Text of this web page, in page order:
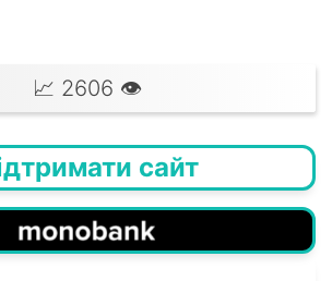
📈 2606 👁‍
сайт